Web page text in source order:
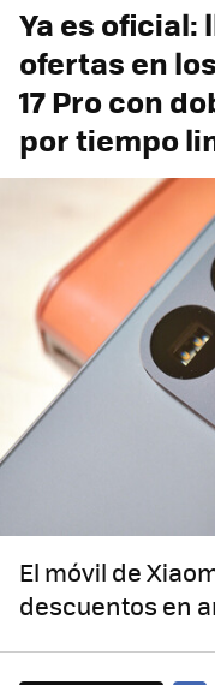
Ya es oficial:
ofertas en
17 Pro con
por tiempo
El móvil de
descuentos en